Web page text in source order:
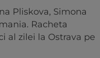
Pliskova, Simona
Racheta
al zilei la Ostrava pe